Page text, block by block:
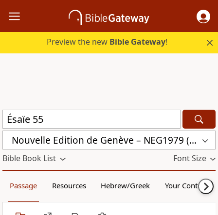
Preview the new Bible Gateway!
Nouvelle Edition de Genève – NEG1979 (NEG1979)
Bible Book List Font Size
Passage Resources Hebrew/Greek Your Content